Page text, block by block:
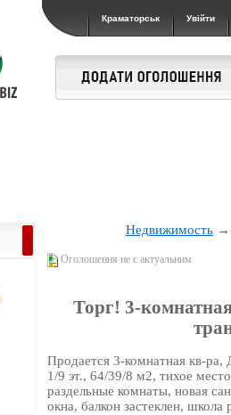
Краматорськ Увійти
Недвижимость
Оголошення не є актуальним
Торг! 3-
Продается 3-комнатная кв-
1/9 эт., 64/39/8 м2, тихое
раздельные комнаты, новая
окна, балкон застеклен, школа